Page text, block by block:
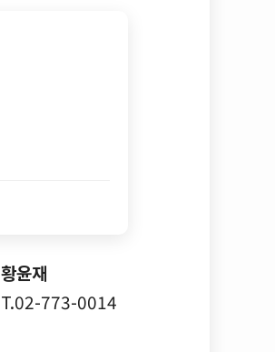
황윤재
T.02-773-0014